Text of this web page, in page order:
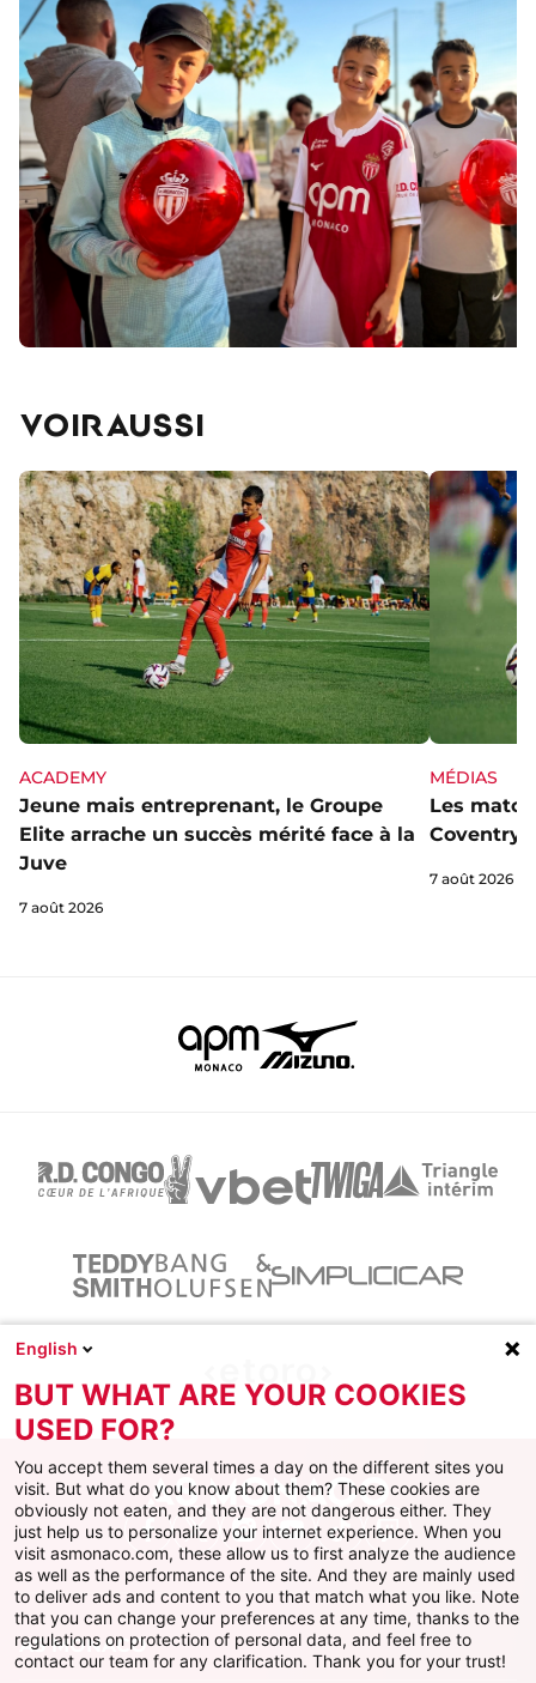
VOIR AUSSI
ACADEMY
Jeune mais entreprenant, le Groupe
Elite arrache un succès mérité face à la
Juve
7 août 2026
MÉDIAS
Les
Coventry
7 août 2026
Facebook
X Instagram
YoutubeTikTokTwitch
AS MONACO
English
BUT WHAT ARE YOUR COOKIES
USED FOR?
You accept them several times a day on the different sites you
visit. But what do you know about them? These cookies are
obviously not eaten, and they are not dangerous either. They
just help us to personalize your internet experience. When you
visit asmonaco.com, these allow us to first analyze the audience
as well as the performance of the site. And they are mainly used
to deliver ads and content to you that match what you like. Note
that you can change your preferences at any time, thanks to the
regulations on protection of personal data, and feel free to
contact our team for any clarification. Thank you for your trust!